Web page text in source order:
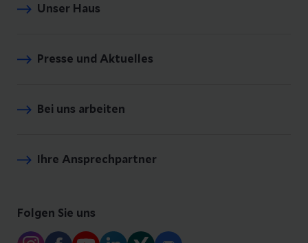
Unser Haus
Presse und Aktuelles
Bei uns arbeiten
Ihre Ansprechpartner
Folgen Sie uns